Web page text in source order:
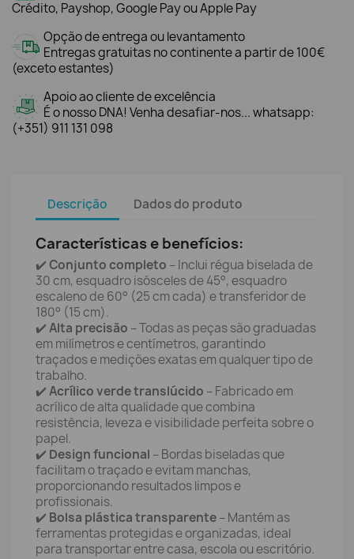
Crédito, Payshop, Google Pay ou Apple Pay
Opção de entrega ou levantamento
Entregas gratuitas no continente a partir de 100€
(exceto estantes)
Apoio ao cliente de excelência
É o nosso DNA! Venha desafiar-nos... whatsapp:
(+351) 911 131 098
Descrição Dados do produto
Características e benefícios:
✔️Conjunto completo – Inclui régua biselada de
30 cm, esquadro isósceles de 45°, esquadro
escaleno de 60° (25 cm cada) e transferidor de
180° (15 cm).
✔️Alta precisão – Todas as peças são graduadas
em milímetros e centímetros, garantindo
traçados e medições exatas em qualquer tipo de
trabalho.
✔️Acrílico verde translúcido – Fabricado em
acrílico de alta qualidade que combina
resistência, leveza e visibilidade perfeita sobre o
papel.
✔️ Design funcional – Bordas biseladas que
facilitam o traçado e evitam manchas,
proporcionando resultados limpos e
profissionais.
✔️ Bolsa plástica transparente– Mantém as
ferramentas protegidas e organizadas, ideal
para transportar entre casa, escola ou escritório.